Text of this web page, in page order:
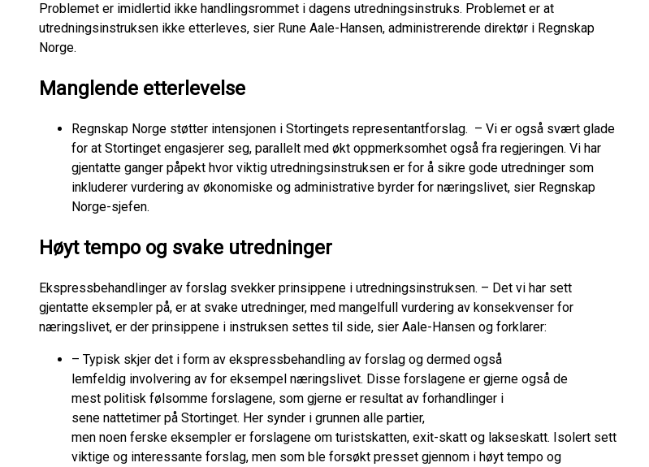
Problemet er imidlertid ikke handlingsrommet i dagens utredningsinstruks. Problemet er at
utredningsinstruksen ikke etterleves, sier Rune Aale-Hansen, administrerende direktør i Regnskap
Norge.
Manglende etterlevelse
Regnskap Norge støtter intensjonen i Stortingets representantforslag. – Vi er også svært glade
for at Stortinget engasjerer seg, parallelt med økt oppmerksomhet også fra regjeringen. Vi har
gjentatte ganger påpekt hvor viktig utredningsinstruksen er for å sikre gode utredninger som
inkluderer vurdering av økonomiske og administrative byrder for næringslivet, sier Regnskap
Norge-sjefen.
Høyt tempo og svake utredninger
Ekspressbehandlinger av forslag svekker prinsippene i utredningsinstruksen. – Det vi har sett
gjentatte eksempler på, er at svake utredninger, med mangelfull vurdering av konsekvenser for
næringslivet, er der prinsippene i instruksen settes til side, sier Aale-Hansen og forklarer:
– Typisk skjer det i form av ekspressbehandling av forslag og dermed også
lemfeldig involvering av for eksempel næringslivet. Disse forslagene er gjerne også de
mest politisk følsomme forslagene, som gjerne er resultat av forhandlinger i
sene nattetimer på Stortinget. Her synder i grunnen alle partier,
men noen ferske eksempler er forslagene om turistskatten, exit-skatt og lakseskatt. Isolert sett
viktige og interessante forslag, men som ble forsøkt presset gjennom i høyt tempo og